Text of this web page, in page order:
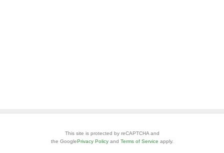
This site is protected by reCAPTCHA and
the GooglePrivacy Policy and Terms of Service apply.